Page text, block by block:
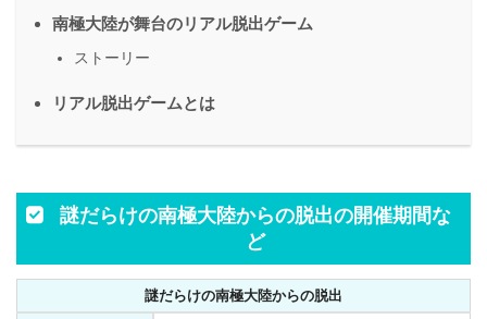
南極大陸が舞台のリアル脱出ゲーム
ストーリー
リアル脱出ゲームとは
謎だらけの南極大陸からの脱出の開催期間な
ど
謎だらけの南極大陸からの脱出